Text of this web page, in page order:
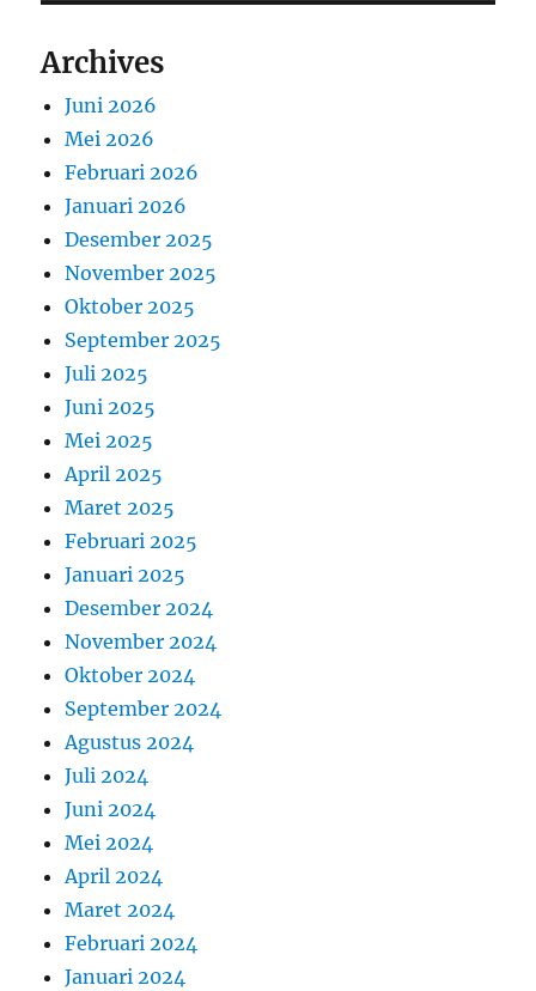
Archives
Juni 2026
Mei 2026
Februari 2026
Januari 2026
Desember 2025
November 2025
Oktober 2025
September 2025
Juli 2025
Juni 2025
Mei 2025
April 2025
Maret 2025
Februari 2025
Januari 2025
Desember 2024
November 2024
Oktober 2024
September 2024
Agustus 2024
Juli 2024
Juni 2024
Mei 2024
April 2024
Maret 2024
Februari 2024
Januari 2024